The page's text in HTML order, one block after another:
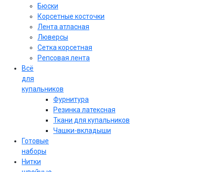
Бюски
Корсетные косточки
Лента атласная
Люверсы
Сетка корсетная
Репсовая лента
Всё
для
купальников
Фурнитура
Резинка латексная
Ткани для купальников
Чашки-вкладыши
Готовые
наборы
Нитки